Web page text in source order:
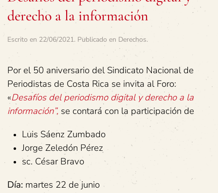
derecho a la información
Escrito en 22/06/2021. Publicado en Derechos.
Por el 50 aniversario del Sindicato Nacional de
Periodistas de Costa Rica se invita al Foro:
«Desafíos del periodismo digital y derecho a la
información”, se contará con la participación de
Luis Sáenz Zumbado
Jorge Zeledón Pérez
sc. César Bravo
Día: martes 22 de junio